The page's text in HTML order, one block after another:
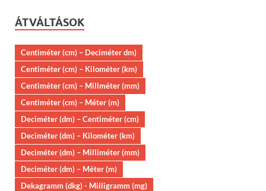
ÁTVÁLTÁSOK
Centiméter (cm) – Deciméter dm)
Centiméter (cm) – Kilométer (km)
Centiméter (cm) – Millméter (mm)
Centiméter (cm) – Méter (m)
Deciméter (dm) – Centiméter (cm)
Deciméter (dm) – Kilométer (km)
Deciméter (dm) – Milliméter (mm)
Deciméter (dm) – Méter (m)
Dekagramm (dkg) - Milligramm (mg)